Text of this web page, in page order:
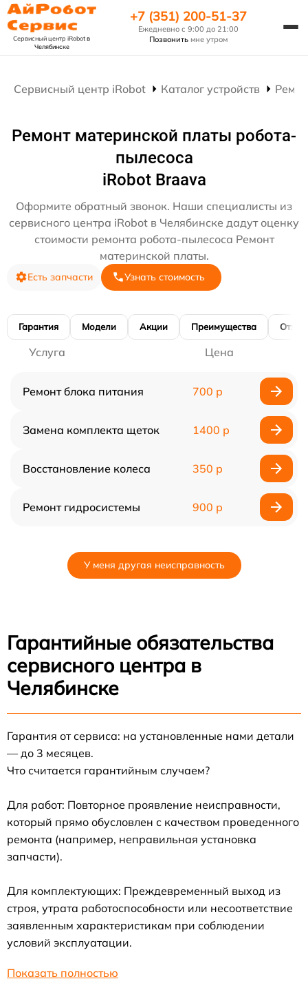
Сервисный центр iRobotв
Челябинске
+7 (351) 200-51-37
Ежедневно с 9:00 до 21:00
Позвонить мне утром
Сервисный центр iRobot Каталог устройств
Ремонт материнской платы робота-
пылесоса
iRobot Braava
Оформите обратный звонок. Наши специалисты из
сервисного центра iRobot в Челябинске дадут оценку
стоимости ремонта робота-пылесоса Ремонт
материнской платы.
Есть запчасти Узнать стоимость
Гарантия Модели Акции Преимущества
Услуга Цена
Ремонт блока питания 700 р
Замена комплекта щеток 1400 р
Восстановление колеса 350 р
Ремонт гидросистемы 900 р
У меня другая неисправность
Гарантийные обязательства
сервисного центра в
Челябинске
Гарантия от сервиса: на установленные нами детали
— до 3 месяцев.
Что считается гарантийным случаем?
Для работ: Повторное проявление неисправности,
который прямо обусловлен с качеством проведенного
ремонта (например, неправильная установка
запчасти).
Для комплектующих: Преждевременный выход из
строя, утрата работоспособности или несоответствие
заявленным характеристикам при соблюдении
условий эксплуатации.
Показать полностью